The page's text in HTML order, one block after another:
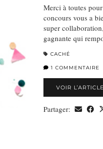
Merci à toutes
concours vous a
super
gagnante qui
CACHÉ
1 COMMENTAIRE
VOIR
Partager: